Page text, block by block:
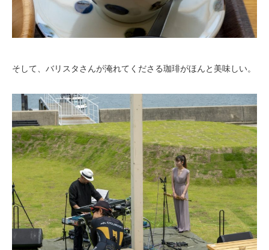
そして、バリスタさんが淹れてくださる珈琲がほんと美味しい。